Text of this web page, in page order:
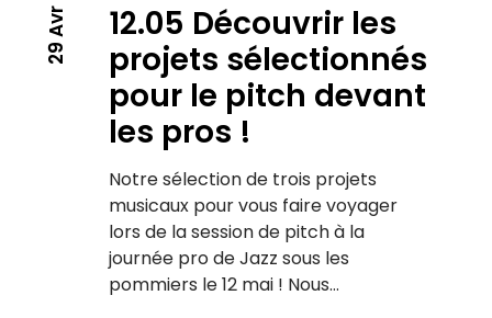
29 Avr
12.05 Découvrir les
projets sélectionnés
pour le pitch devant
les pros !
Notre sélection de trois projets
musicaux pour vous faire voyager
lors de la session de pitch à la
journée pro de Jazz sous les
pommiers le 12 mai ! Nous…